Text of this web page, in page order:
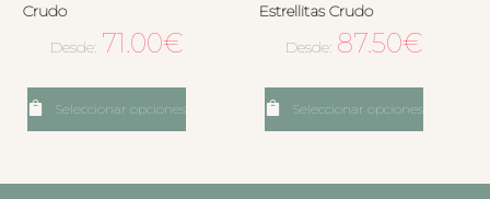
Crudo
Desde: 71.00€
Seleccionar opciones
Estrellitas Crudo
Desde: 87.50€
Seleccionar opciones